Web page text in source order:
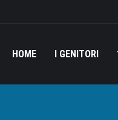
HOME I GENITORI